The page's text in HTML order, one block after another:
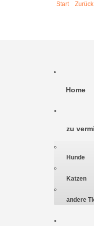
Start Zurück
Home
zu
Hunde
Katzen
andere